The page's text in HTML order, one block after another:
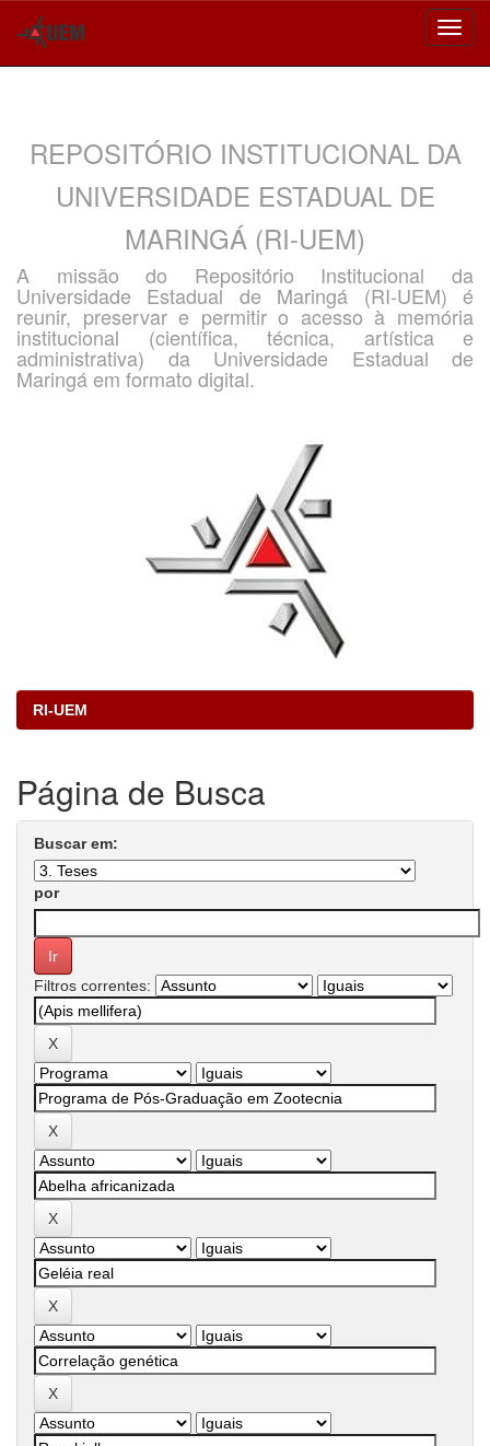
REPOSITÓRIO INSTITUCIONAL DA
UNIVERSIDADE ESTADUAL DE
MARINGÁ (RI-UEM)
A missão do Repositório Institucional da
Universidade Estadual de Maringá (RI-UEM) é
reunir, preservar e permitir o acesso à memória
institucional (científica, técnica, artística e
administrativa) da Universidade Estadual de
Maringá em formato digital.
RI-UEM
Página de Busca
Buscar em:
por
Filtros correntes: